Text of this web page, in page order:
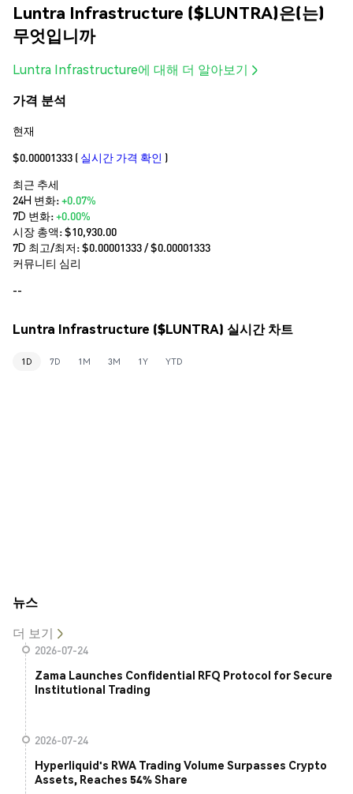
Luntra Infrastructure ($LUNTRA)은(는)
무엇입니까
Luntra Infrastructure에 대해 더 알아보기
가격 분석
현재
$0.00001333 ( 실시간 가격 확인 )
최근 추세
24H 변화:+0.07%
7D 변화:+0.00%
시장 총액:$10,930.00
7D 최고/최저: $0.00001333/ $0.00001333
커뮤니티 심리
--
Luntra Infrastructure ($LUNTRA) 실시간 차트
1D 7D 1M 3M 1Y YTD
뉴스
더 보기
2026-07-24
Zama Launches Confidential RFQ Protocol for Secure
Institutional Trading
2026-07-24
Hyperliquid's RWA Trading Volume Surpasses Crypto
Assets, Reaches 54% Share